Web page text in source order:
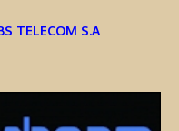
TELECOM S.A